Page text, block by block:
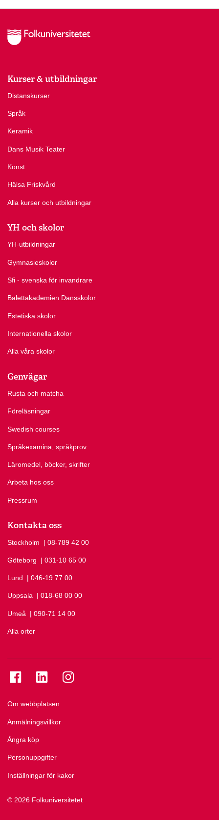
Kurser & utbildningar
Distanskurser
Språk
Keramik
Dans Musik Teater
Konst
Hälsa Friskvård
Alla kurser och utbildningar
YH och skolor
YH-utbildningar
Gymnasieskolor
Sfi - svenska för invandrare
Balettakademien Dansskolor
Estetiska skolor
Internationella skolor
Alla våra skolor
Genvägar
Rusta och matcha
Föreläsningar
Swedish courses
Språkexamina, språkprov
Läromedel, böcker, skrifter
Arbeta hos oss
Pressrum
Kontakta oss
Stockholm Ring Stockholm på
| 08-789 42 00
Göteborg Ring Göteborg på
| 031-10 65 00
Lund Ring Lund på
| 046-19 77 00
Uppsala Ring Uppsala på
| 018-68 00 00
Umeå Ring Umeå på
| 090-71 14 00
Alla orter
© 2026 Folkuniversitetet
Om webbplatsen
Anmälningsvillkor
Ångra köp
Personuppgifter
Inställningar för kakor
Se folkuniversitetet på Facebook
Se folkuniversitetet på LinkedIn